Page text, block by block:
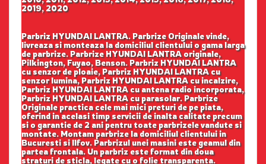
2019, 2020
Parbriz HYUNDAI LANTRA. Parbrize Originale vinde,
livreaza si monteaza la domiciliul clientului o gama larga
de parbrize. Parbrize HYUNDAI LANTRA originale,
Pilkington, Fuyao, Benson. Parbriz HYUNDAI LANTRA
cu senzor de ploaie, Parbriz HYUNDAI LANTRA cu
senzor lumina, Parbriz HYUNDAI LANTRA cu incalzire,
Parbriz HYUNDAI LANTRA cu antena radio incorporata,
Parbriz HYUNDAI LANTRA cu parasolar. Parbrize
Originale practica cele mai mici preturi de pe piata,
oferind in acelasi timp servicii de inalta calitate precum
si o garantie de 2 ani pentru toate parbrizele vandute si
montate. Montam parbrize la domiciliul clientului in
Bucuresti si Ilfov. Parbrizul unei masini este geamul din
partea frontala. Un parbriz este format din doua
straturi de sticla, legate cu o folie transparenta.